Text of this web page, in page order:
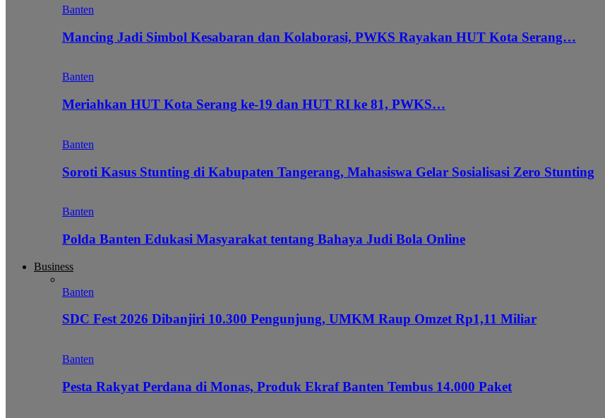
Banten
Mancing Jadi Simbol Kesabaran dan Kolaborasi, PWKS Rayakan HUT Kota Serang…
Banten
Meriahkan HUT Kota Serang ke-19 dan HUT RI ke 81, PWKS…
Banten
Soroti Kasus Stunting di Kabupaten Tangerang, Mahasiswa Gelar Sosialisasi Zero Stunting
Banten
Polda Banten Edukasi Masyarakat tentang Bahaya Judi Bola Online
Business
Banten
SDC Fest 2026 Dibanjiri 10.300 Pengunjung, UMKM Raup Omzet Rp1,11 Miliar
Banten
Pesta Rakyat Perdana di Monas, Produk Ekraf Banten Tembus 14.000 Paket